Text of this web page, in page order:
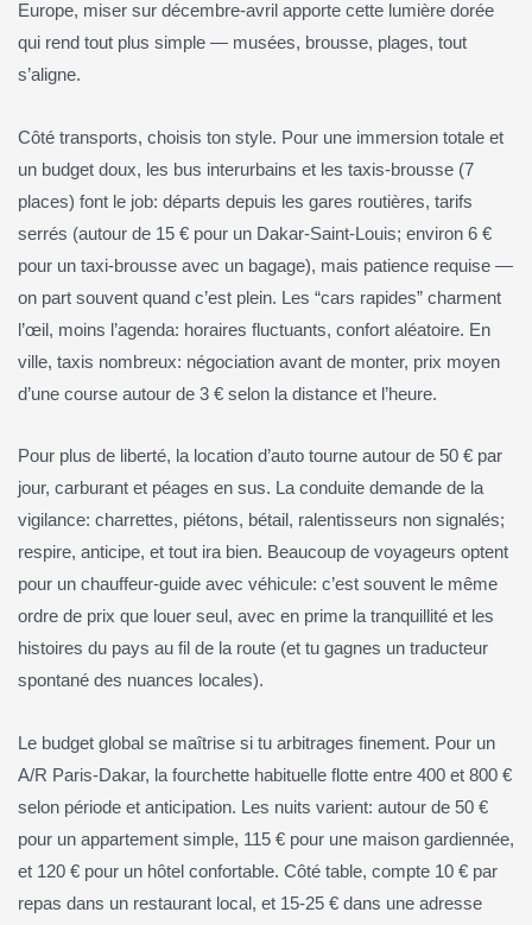
Europe, miser sur décembre‑avril apporte cette lumière dorée
qui rend tout plus simple — musées, brousse, plages, tout
s’aligne.
Côté transports, choisis ton style. Pour une immersion totale et
un budget doux, les bus interurbains et les taxis‑brousse (7
places) font le job: départs depuis les gares routières, tarifs
serrés (autour de 15 € pour un Dakar‑Saint‑Louis; environ 6 €
pour un taxi‑brousse avec un bagage), mais patience requise —
on part souvent quand c’est plein. Les “cars rapides” charment
l’œil, moins l’agenda: horaires fluctuants, confort aléatoire. En
ville, taxis nombreux: négociation avant de monter, prix moyen
d’une course autour de 3 € selon la distance et l’heure.
Pour plus de liberté, la location d’auto tourne autour de 50 € par
jour, carburant et péages en sus. La conduite demande de la
vigilance: charrettes, piétons, bétail, ralentisseurs non signalés;
respire, anticipe, et tout ira bien. Beaucoup de voyageurs optent
pour un chauffeur‑guide avec véhicule: c’est souvent le même
ordre de prix que louer seul, avec en prime la tranquillité et les
histoires du pays au fil de la route (et tu gagnes un traducteur
spontané des nuances locales).
Le budget global se maîtrise si tu arbitrages finement. Pour un
A/R Paris‑Dakar, la fourchette habituelle flotte entre 400 et 800 €
selon période et anticipation. Les nuits varient: autour de 50 €
pour un appartement simple, 115 € pour une maison gardiennée,
et 120 € pour un hôtel confortable. Côté table, compte 10 € par
repas dans un restaurant local, et 15‑25 € dans une adresse